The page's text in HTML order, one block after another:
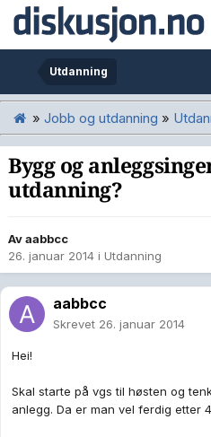
Utdanning
» Jobb og utdanning »
Bygg og
utdanning?
Avaabbcc
26. januar 2014 i Utdanning
aabbcc
Skrevet 26. januar 2014
Hei!
Skal starte på vgs til høsten og
anlegg. Da er man vel ferdig etter